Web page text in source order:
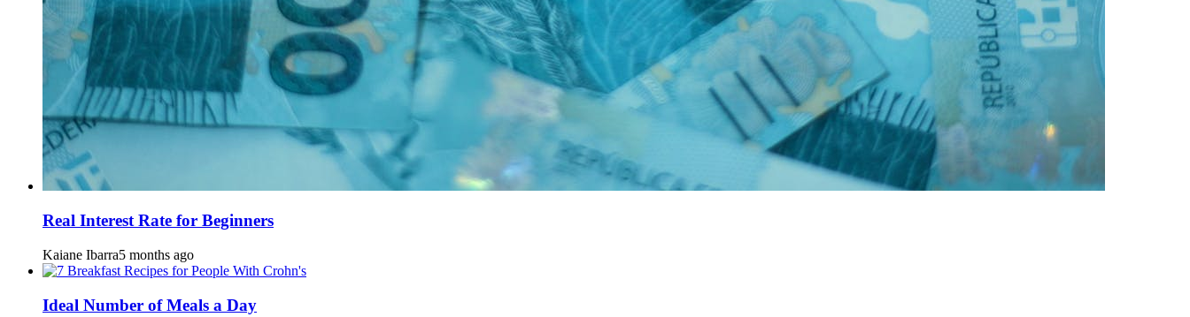
Real Interest Rate for Beginners
Kaiane Ibarra5 months ago
Ideal Number of Meals a Day